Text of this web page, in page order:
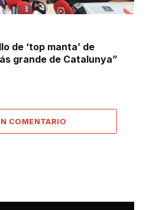
de ‘top manta’ de
grande de Catalunya”
COMENTARIO